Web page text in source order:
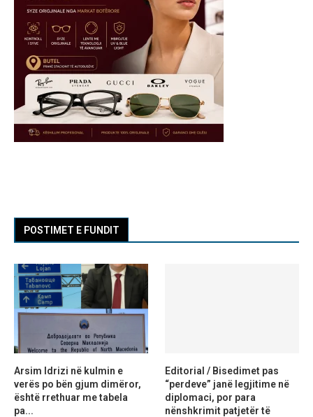
POSTIMET E FUNDIT
Arsim Idrizi në kulmin e
verës po bën gjum dimëror,
është rrethuar me tabela
pa...
Editorial / Bisedimet pas
“perdeve” janë legjitime në
diplomaci, por para
nënshkrimit patjetër të